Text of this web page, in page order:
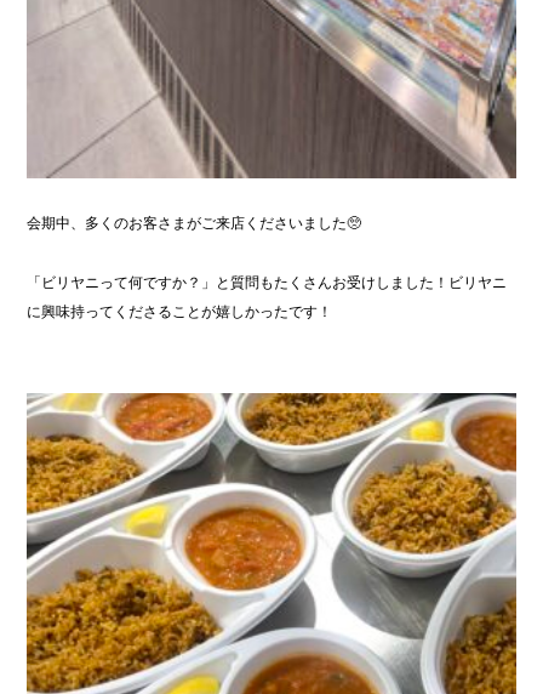
会期中、多くのお客さまがご来店くださいました🥺
「ビリヤニって何ですか？」と質問もたくさんお受けしました！ビリヤニ
に興味持ってくださることが嬉しかったです！